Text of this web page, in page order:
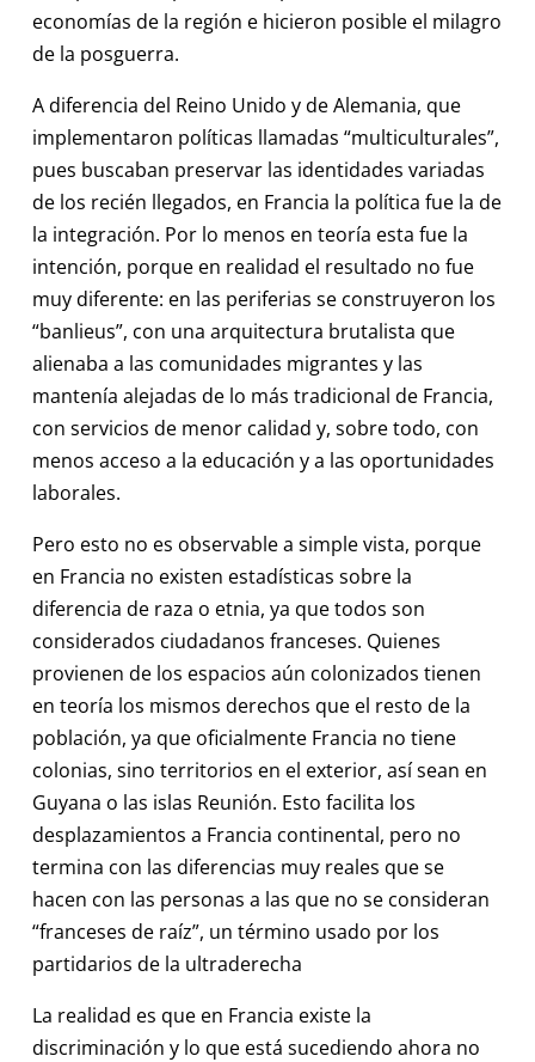
economías de la región e hicieron posible el milagro
de la posguerra.
A diferencia del Reino Unido y de Alemania, que
implementaron políticas llamadas “multiculturales”,
pues buscaban preservar las identidades variadas
de los recién llegados, en Francia la política fue la de
la integración. Por lo menos en teoría esta fue la
intención, porque en realidad el resultado no fue
muy diferente: en las periferias se construyeron los
“banlieus”, con una arquitectura brutalista que
alienaba a las comunidades migrantes y las
mantenía alejadas de lo más tradicional de Francia,
con servicios de menor calidad y, sobre todo, con
menos acceso a la educación y a las oportunidades
laborales.
Pero esto no es observable a simple vista, porque
en Francia no existen estadísticas sobre la
diferencia de raza o etnia, ya que todos son
considerados ciudadanos franceses. Quienes
provienen de los espacios aún colonizados tienen
en teoría los mismos derechos que el resto de la
población, ya que oficialmente Francia no tiene
colonias, sino territorios en el exterior, así sean en
Guyana o las islas Reunión. Esto facilita los
desplazamientos a Francia continental, pero no
termina con las diferencias muy reales que se
hacen con las personas a las que no se consideran
“franceses de raíz”, un término usado por los
partidarios de la ultraderecha
La realidad es que en Francia existe la
discriminación y lo que está sucediendo ahora no